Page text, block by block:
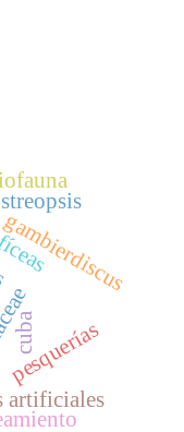
cuba
artificiales
gambierdiscus
pesquerías